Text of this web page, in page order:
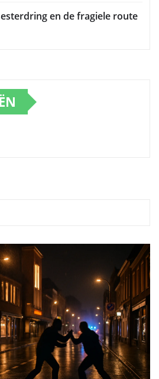
en de fragiele route